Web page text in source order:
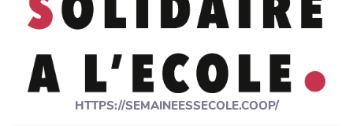
HTTPS://SEMAINEESSECOLE.COOP/